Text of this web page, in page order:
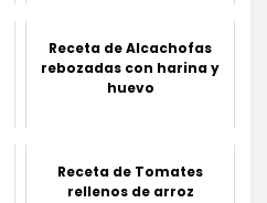
Receta de Alcachofas
rebozadas con harina y
huevo
Receta de Tomates
rellenos de arroz